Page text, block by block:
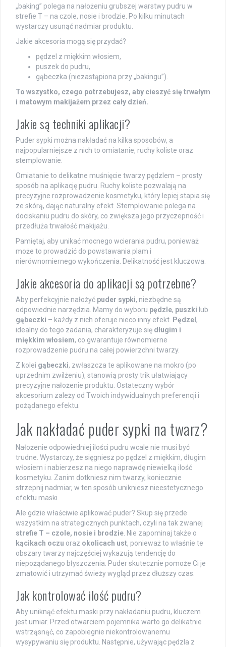
„baking” polega na nałożeniu grubszej warstwy pudru w
strefie T – na czole, nosie i brodzie. Po kilku minutach
wystarczy usunąć nadmiar produktu.
Jakie akcesoria mogą się przydać?
pędzel z miękkim włosiem,
puszek do pudru,
gąbeczka (niezastąpiona przy „bakingu”).
To wszystko, czego potrzebujesz, aby cieszyć się trwałym
i matowym makijażem przez cały dzień.
Jakie są techniki aplikacji?
Puder sypki można nakładać na kilka sposobów, a
najpopularniejsze z nich to omiatanie, ruchy koliste oraz
stemplowanie.
Omiatanie to delikatne muśnięcie twarzy pędzlem – prosty
sposób na aplikację pudru. Ruchy koliste pozwalają na
precyzyjne rozprowadzenie kosmetyku, który lepiej stapia się
ze skórą, dając naturalny efekt. Stemplowanie polega na
dociskaniu pudru do skóry, co zwiększa jego przyczepność i
przedłuża trwałość makijażu.
Pamiętaj, aby unikać mocnego wcierania pudru, ponieważ
może to prowadzić do powstawania plam i
nierównomiernego wykończenia. Delikatność jest kluczowa.
Jakie akcesoria do aplikacji są potrzebne?
Aby perfekcyjnie nałożyć puder sypki, niezbędne są
odpowiednie narzędzia. Mamy do wyboru pędzle, puszki lub
gąbeczki – każdy z nich oferuje nieco inny efekt. Pędzel ,
idealny do tego zadania, charakteryzuje się długim i
miękkim włosiem, co gwarantuje równomierne
rozprowadzenie pudru na całej powierzchni twarzy.
Z kolei gąbeczki, zwłaszcza te aplikowane na mokro (po
uprzednim zwilżeniu), stanowią prosty trik ułatwiający
precyzyjne nałożenie produktu. Ostateczny wybór
akcesorium zależy od Twoich indywidualnych preferencji i
pożądanego efektu.
Jak nakładać puder sypki na twarz?
Nałożenie odpowiedniej ilości pudru wcale nie musi być
trudne. Wystarczy, że sięgniesz po pędzel z miękkim, długim
włosiem i nabierzesz na niego naprawdę niewielką ilość
kosmetyku. Zanim dotkniesz nim twarzy, koniecznie
strzepnij nadmiar, w ten sposób unikniesz nieestetycznego
efektu maski.
Ale gdzie właściwie aplikować puder? Skup się przede
wszystkim na strategicznych punktach, czyli na tak zwanej
strefie T – czole, nosie i brodzie . Nie zapominaj także o
kącikach oczu oraz okolicach ust, ponieważ to właśnie te
obszary twarzy najczęściej wykazują tendencję do
niepożądanego błyszczenia. Puder skutecznie pomoże Ci je
zmatowić i utrzymać świeży wygląd przez dłuższy czas.
Jak kontrolować ilość pudru?
Aby uniknąć efektu maski przy nakładaniu pudru, kluczem
jest umiar. Przed otwarciem pojemnika warto go delikatnie
wstrząsnąć, co zapobiegnie niekontrolowanemu
wysypywaniu się produktu. Następnie, używając pędzla z